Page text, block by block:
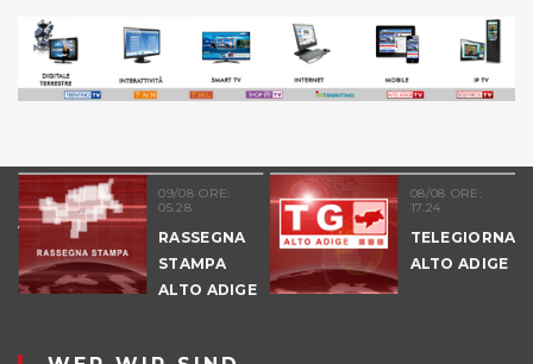
09/08 ORE:
05.28
RASSEGNA
STAMPA
ALTO ADIGE
08/08 ORE:
17.24
ALTO ADIGE